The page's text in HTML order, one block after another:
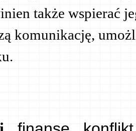
także wspierać
komunikację,